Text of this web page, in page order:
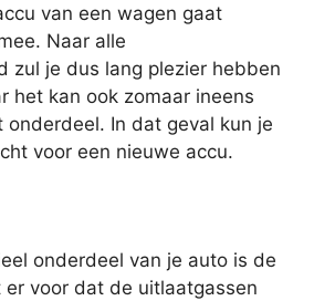
van een wagen gaat
Naar alle
zul je dus lang plezier hebben
het kan ook zomaar ineens
onderdeel. In dat geval kun je
voor een nieuwe accu.
onderdeel van je auto is de
voor dat de uitlaatgassen